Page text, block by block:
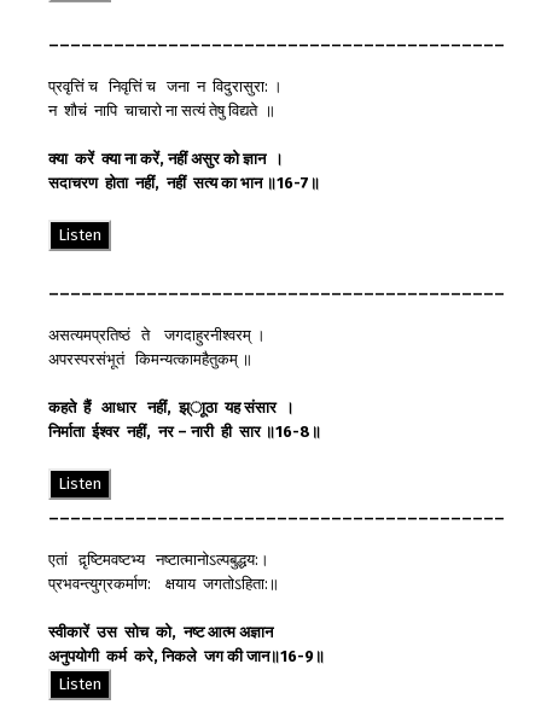
प्रवृत्तिं च निवृत्तिं च जना न विदुरासुरा: ।
न शौचं नापि चाचारो ना सत्यं तेषु विद्यते ॥
क्या करें क्या ना करें,नहीं असुर को ज्ञान
।
सदाचरण होता नहीं,नहीं सत्य का भान ॥16-7 ॥
Listen
असत्यमप्रतिष्ठं ते जगदाहुरनीश्वरम् ।
अपरस्परसंभूतं किमन्यत्कामहैतुकम् ॥
कहते हैं आधार नहीं,झ्ाूठा यह संसार
।
निर्माता ईश्वर नहीं,नर–नारी ही सार ॥16-8 ॥
Listen
एतां द़ृष्टिमवष्टभ्य नष्टात्मानोऽल्पबुद्धय:।
प्रभवन्त्युग्रकर्माण: क्षयाय जगतोऽहिता:॥
स्वीकारें उस सोच को,नष्ट आत्म अज्ञान
अनुपयोगी कर्म करे,निकले जग की जान॥16-9 ॥
Listen